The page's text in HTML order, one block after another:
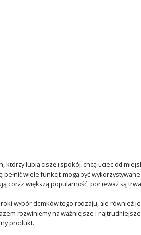
którzy lubią ciszę i spokój, chcą uciec od
pełnić wiele funkcji: mogą być
coraz większą popularność, ponieważ są
wybór domków tego rodzaju, ale również
rozwiniemy najważniejsze i
produkt.